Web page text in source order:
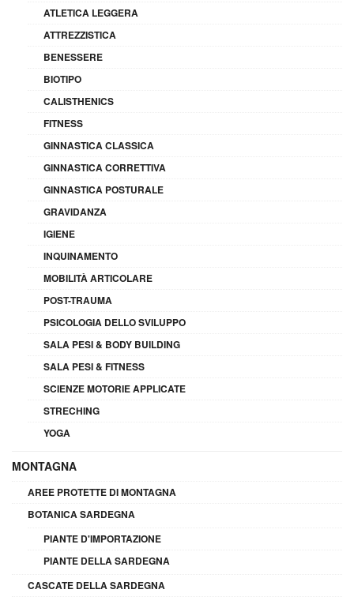
ATLETICA LEGGERA
ATTREZZISTICA
BENESSERE
BIOTIPO
CALISTHENICS
FITNESS
GINNASTICA CLASSICA
GINNASTICA CORRETTIVA
GINNASTICA POSTURALE
GRAVIDANZA
IGIENE
INQUINAMENTO
MOBILITÀ ARTICOLARE
POST-TRAUMA
PSICOLOGIA DELLO SVILUPPO
SALA PESI & BODY BUILDING
SALA PESI & FITNESS
SCIENZE MOTORIE APPLICATE
STRECHING
YOGA
MONTAGNA
AREE PROTETTE DI MONTAGNA
BOTANICA SARDEGNA
PIANTE D'IMPORTAZIONE
PIANTE DELLA SARDEGNA
CASCATE DELLA SARDEGNA